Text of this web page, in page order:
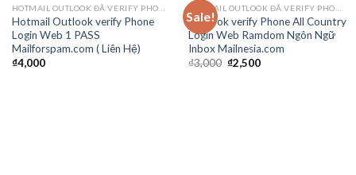
wishlist
OUT OF STOCK
Hotmail Outlook verify Phone
Login Web 1 PASS
Mailforspam.com ( Liên Hệ)
₫4,000
Sale!
wishlist
Outlook verify Phone All Country
Login Web Ramdom Ngôn Ngữ
Inbox Mailnesia.com
₫3,000 ₫2,500